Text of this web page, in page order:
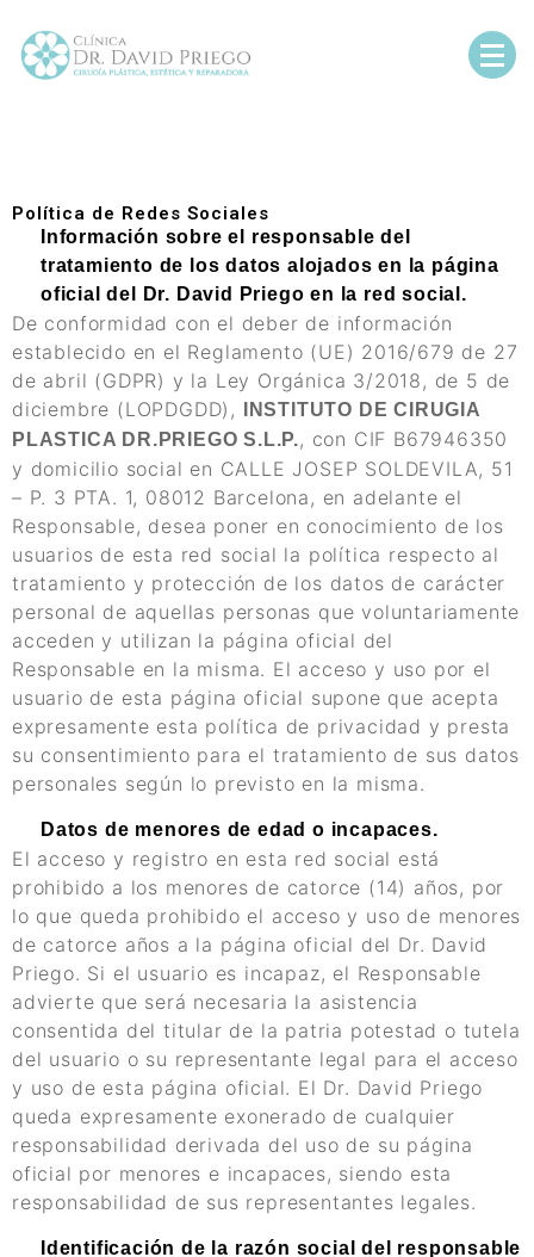
Política de Redes Sociales
Información sobre el responsable del
tratamiento de los datos alojados en la página
oficial del Dr. David Priego en la red social.
De conformidad con el deber de información
establecido en el Reglamento (UE) 2016/679 de 27
de abril (GDPR) y la Ley Orgánica 3/2018, de 5 de
diciembre (LOPDGDD),
INSTITUTO DE CIRUGIA
PLASTICA DR.PRIEGO S.L.P., con CIF B67946350
y domicilio social en CALLE JOSEP SOLDEVILA, 51
– P. 3 PTA. 1, 08012 Barcelona, en adelante el
Responsable, desea poner en conocimiento de los
usuarios de esta red social la política respecto al
tratamiento y protección de los datos de carácter
personal de aquellas personas que voluntariamente
acceden y utilizan la página oficial del
Responsable en la misma. El acceso y uso por el
usuario de esta página oficial supone que acepta
expresamente esta política de privacidad y presta
su consentimiento para el tratamiento de sus datos
personales según lo previsto en la misma.
Datos de menores de edad o incapaces.
El acceso y registro en esta red social está
prohibido a los menores de catorce (14) años, por
lo que queda prohibido el acceso y uso de menores
de catorce años a la página oficial del Dr. David
Priego. Si el usuario es incapaz, el Responsable
advierte que será necesaria la asistencia
consentida del titular de la patria potestad o tutela
del usuario o su representante legal para el acceso
y uso de esta página oficial. El Dr. David Priego
queda expresamente exonerado de cualquier
responsabilidad derivada del uso de su página
oficial por menores e incapaces, siendo esta
responsabilidad de sus representantes legales.
Identificación de la razón social del responsable